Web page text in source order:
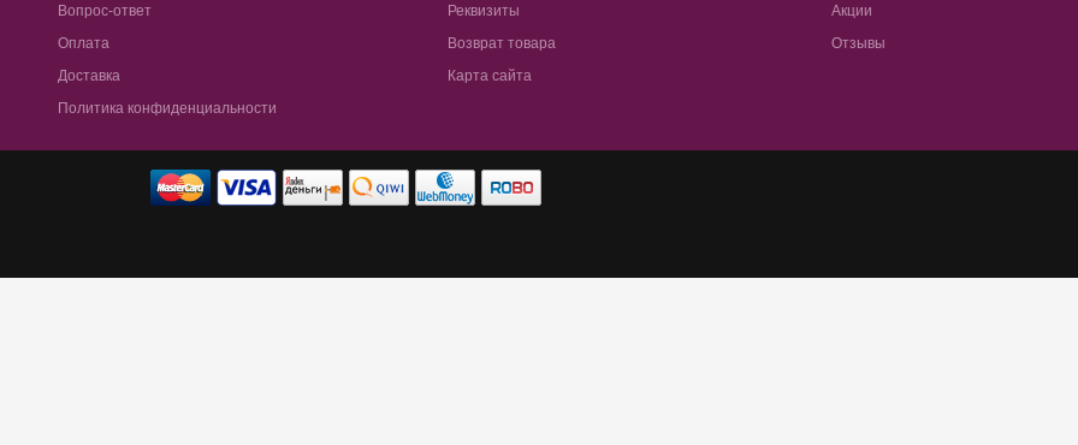
Вопрос-ответ
Оплата
Доставка
Политика конфиденциальности
Реквизиты
Возврат товара
Карта сайта
Акции
Отзывы